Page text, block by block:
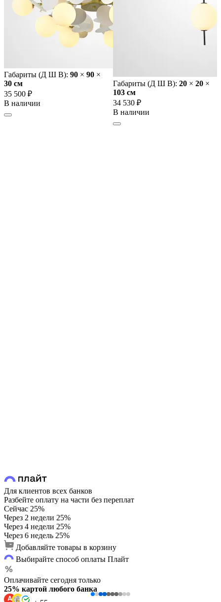
Габариты (Д Ш В): 90 × 90 ×
30 cм
35 500 ₽
В наличии
Габариты (Д Ш В): 20 × 20 ×
103 cм
34 530 ₽
В наличии
Для клиентов всех банков
Разбейте оплату на части без переплат
Сейчас 25%
Через 2 недели 25%
Через 4 недели 25%
Через 6 недель 25%
Добавляйте товары в корзину
Выбирайте способ оплаты Плайт
Оплачивайте сегодня только
25% картой любого банка